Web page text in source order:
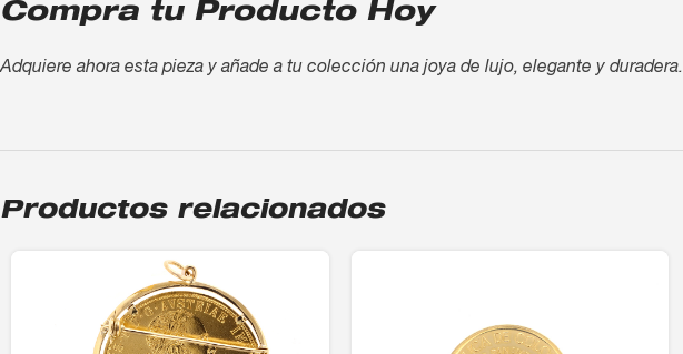
Compra tu Producto Hoy
Adquiere ahora esta pieza y añade a tu colección una joya de lujo, elegante y duradera.
Productos relacionados